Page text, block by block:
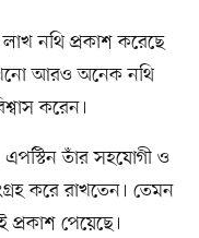
লাখ নথি প্রকাশ করেছে
আরও অনেক নথি
করেন।
তাঁর সহযোগী ও
করে রাখতেন। তেমন
পেয়েছে।